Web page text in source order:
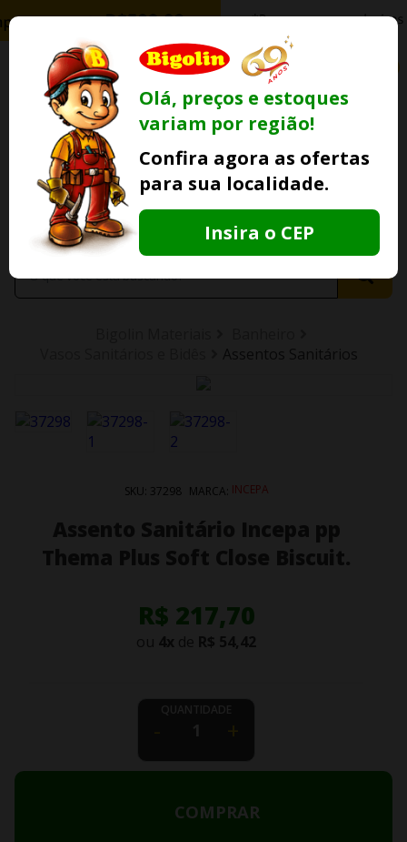
Informeseu CEP
Olá, preços e estoques
variam por região!
Confira agora as ofertas
para sua localidade.
Insira o CEP
Ofertas
Lojas Fisicas
Conta
Whatsapp
SKU: 37298 MARCA: INCEPA
R$ 217,70
COMPRAR